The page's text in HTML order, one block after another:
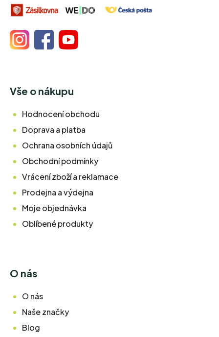
Vše o nákupu
Hodnocení obchodu
Doprava a platba
Ochrana osobních údajů
Obchodní podmínky
Vrácení zboží a reklamace
Prodejna a výdejna
Moje objednávka
Oblíbené produkty
O nás
O nás
Naše značky
Blog